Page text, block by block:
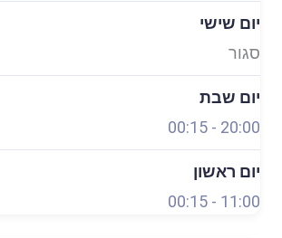
יום שישי
סגור
יום שבת
20:00
-
00:15
יום ראשון
11:00
-
00:15